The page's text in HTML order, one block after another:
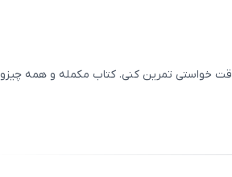
خواستی تمرین کنی. کتاب مکمله و همه چیزو